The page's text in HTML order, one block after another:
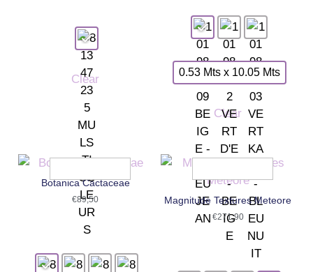
Clear
0.53 Mts x 10.05 Mts
Clear
Botanica Cactaceae
€89,50 Magnitude Textures Meteore
€271,90